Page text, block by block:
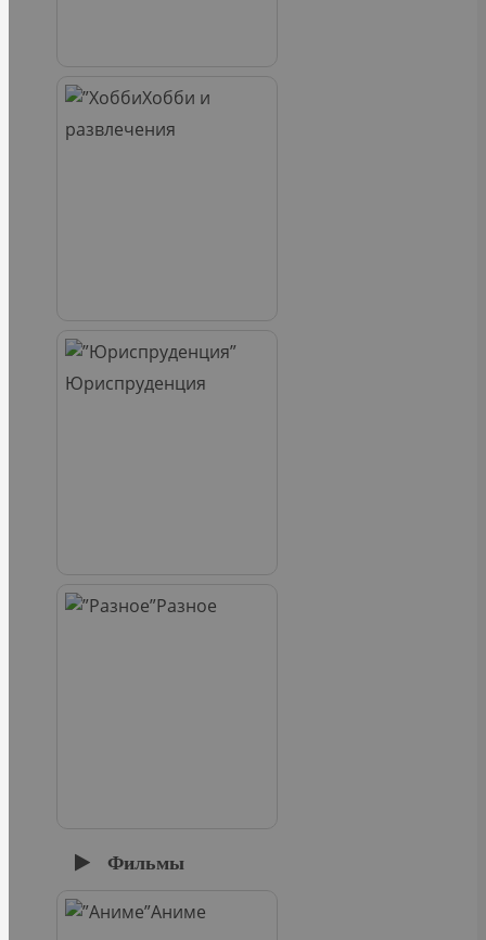
Хобби и
развлечения
Юриспруденция
Разное
Фильмы
Аниме